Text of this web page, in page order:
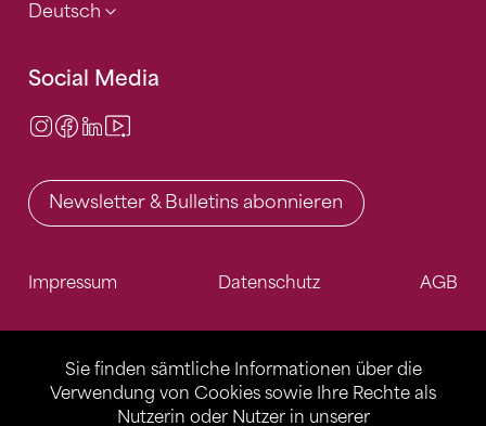
Sie finden sämtliche Informationen über die
Verwendung von Cookies sowie Ihre Rechte als
Nutzerin oder Nutzer in unserer
Deutsch
Social Media
Instagram
Facebook
LinkedIn
Newsletter & Bulletins abonnieren
Impressum Datenschutz AGB